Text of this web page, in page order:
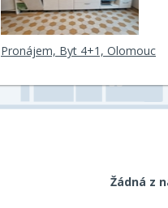
Pronájem, Byt 4+1, Olomouc
Žádná z